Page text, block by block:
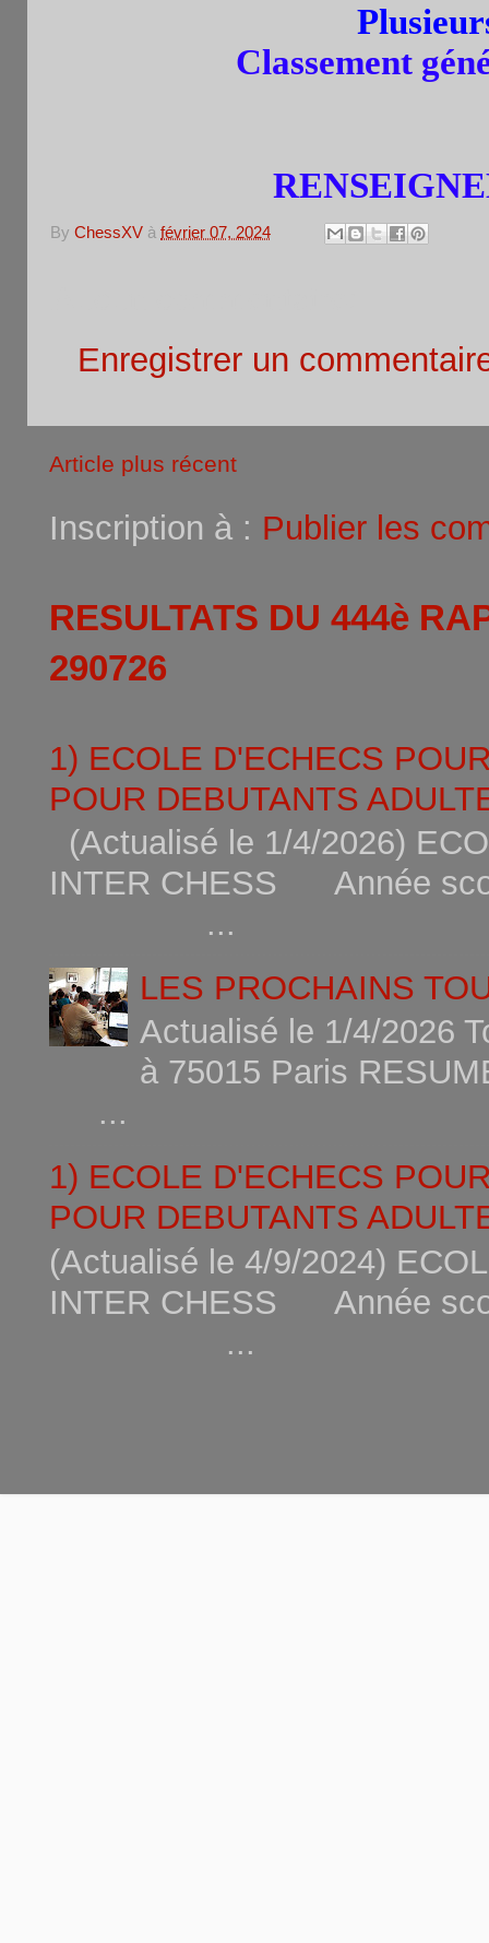
Classement
By ChessXV à février 07, 2024
Enregistrer un
Article plus récent
Inscription à : Publier les
RESULTATS DU 444è
290726
1) ECOLE D'ECHECS
POUR DEBUTANTS
(Actualisé le 1/4/2026)
INTER CHESS Année
...
LES PROCHAINS
Actualisé le 1/4/2026
à 75015
...
1) ECOLE D'ECHECS
POUR DEBUTANTS
(Actualisé le 4/9/2024)
INTER CHESS Année
...